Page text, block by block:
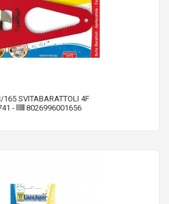
165 SVITABARATTOLI 4F
- 8026996001656